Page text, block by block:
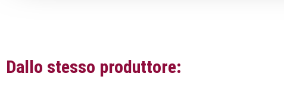
Dallo stesso produttore: